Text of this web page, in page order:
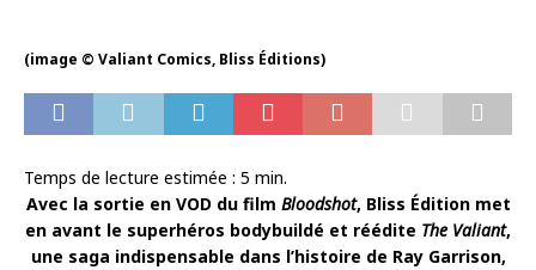
(image © Valiant Comics, Bliss Éditions)
Temps de lecture estimée : 5 min.
Avec la sortie en VOD du film Bloodshot, Bliss Édition met
en avant le superhéros bodybuildé et réédite The Valiant,
une saga indispensable dans l’histoire de Ray Garrison,